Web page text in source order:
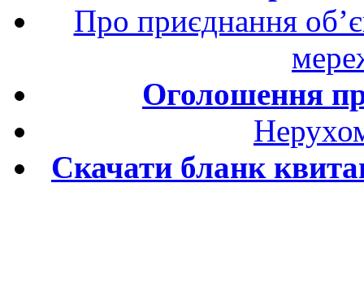
Про приєднання
Оголошення
Скачати бланк